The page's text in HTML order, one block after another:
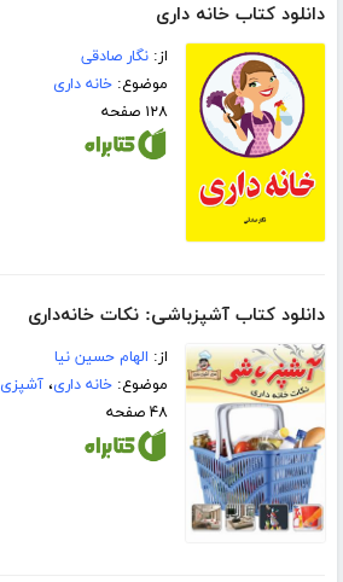
دانلود کتاب خانه داری
از:نگار صادقی
موضوع:خانه داری
۱۲۸ صفحه
دانلود کتاب آشپزباشی: نکات خانه‌دارى
از: الهام حسین نیا
موضوع:خانه داری،آشپزی
۴۸ صفحه